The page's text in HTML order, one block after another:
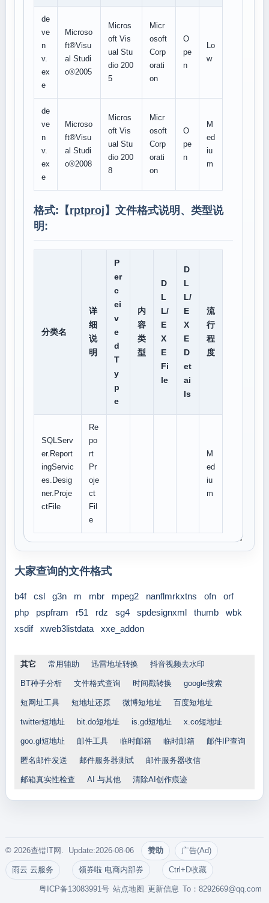
de
ve
n
v.
ex
e
Microso
ft®Visu
al Studi
o®2005
Micros
oft Vis
ual Stu
dio 200
5
Micr
osoft
Corp
orati
on
O
pe
n
Lo
w
de
ve
n
v.
ex
e
Microso
ft®Visu
al Studi
o®2008
Micros
oft Vis
ual Stu
dio 200
8
Micr
osoft
Corp
orati
on
O
pe
n
M
ed
iu
m
格式:【rptproj 】文件格式说明、类型说
明:
分类名
详
细
说
明
P
er
c
ei
v
e
d
T
y
p
e
内
容
类
型
D
L
L/
E
X
E
Fi
le
D
L
L/
E
X
E
D
et
ai
ls
流
行
程
度
SQLServ
er.Report
ingServic
es.Desig
ner.Proje
ctFile
Re
po
rt
Pr
oje
ct
Fil
e
M
ed
iu
m
大家查询的文件格式
b4f csl g3n m mbr mpeg2 nanflmrkxtns ofn
orf
php
pspfram r51 rdz sg4 spdesignxml thumb
wbk
xsdif
xweb3listdata xxe_addon
其它 常用辅助 迅雷地址转换 抖音视频去水印
BT种子分析 文件格式查询 时间戳转换 google搜索
短网址工具 短地址还原 微博短地址 百度短地址
twitter短地址 bit.do短地址 is.gd短地址 x.co短地址
goo.gl短地址 邮件工具 临时邮箱 临时邮箱 邮件IP查询
匿名邮件发送 邮件服务器测试 邮件服务器收信
邮箱真实性检查 AI 与其他 清除AI创作痕迹
© 2026查错IT网. Update:2026-08-06 赞助 广告(Ad)
雨云 云服务 领券啦 电商内部券 Ctrl+D收藏
To：8292669@qq.com
更新信息
站点地图
粤ICP备13083991号